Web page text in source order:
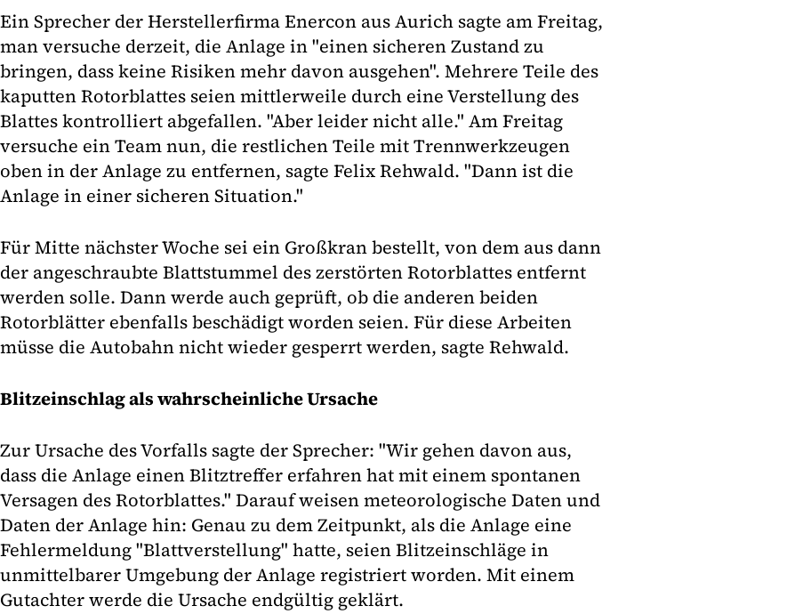
Ein Sprecher der Herstellerfirma Enercon aus Aurich sagte am Freitag,
man versuche derzeit, die Anlage in "einen sicheren Zustand zu
bringen, dass keine Risiken mehr davon ausgehen". Mehrere Teile des
kaputten Rotorblattes seien mittlerweile durch eine Verstellung des
Blattes kontrolliert abgefallen. "Aber leider nicht alle." Am Freitag
versuche ein Team nun, die restlichen Teile mit Trennwerkzeugen
oben in der Anlage zu entfernen, sagte Felix Rehwald. "Dann ist die
Anlage in einer sicheren Situation."
Für Mitte nächster Woche sei ein Großkran bestellt, von dem aus dann
der angeschraubte Blattstummel des zerstörten Rotorblattes entfernt
werden solle. Dann werde auch geprüft, ob die anderen beiden
Rotorblätter ebenfalls beschädigt worden seien. Für diese Arbeiten
müsse die Autobahn nicht wieder gesperrt werden, sagte Rehwald.
Blitzeinschlag als wahrscheinliche Ursache
Zur Ursache des Vorfalls sagte der Sprecher: "Wir gehen davon aus,
dass die Anlage einen Blitztreffer erfahren hat mit einem spontanen
Versagen des Rotorblattes." Darauf weisen meteorologische Daten und
Daten der Anlage hin: Genau zu dem Zeitpunkt, als die Anlage eine
Fehlermeldung "Blattverstellung" hatte, seien Blitzeinschläge in
unmittelbarer Umgebung der Anlage registriert worden. Mit einem
Gutachter werde die Ursache endgültig geklärt.